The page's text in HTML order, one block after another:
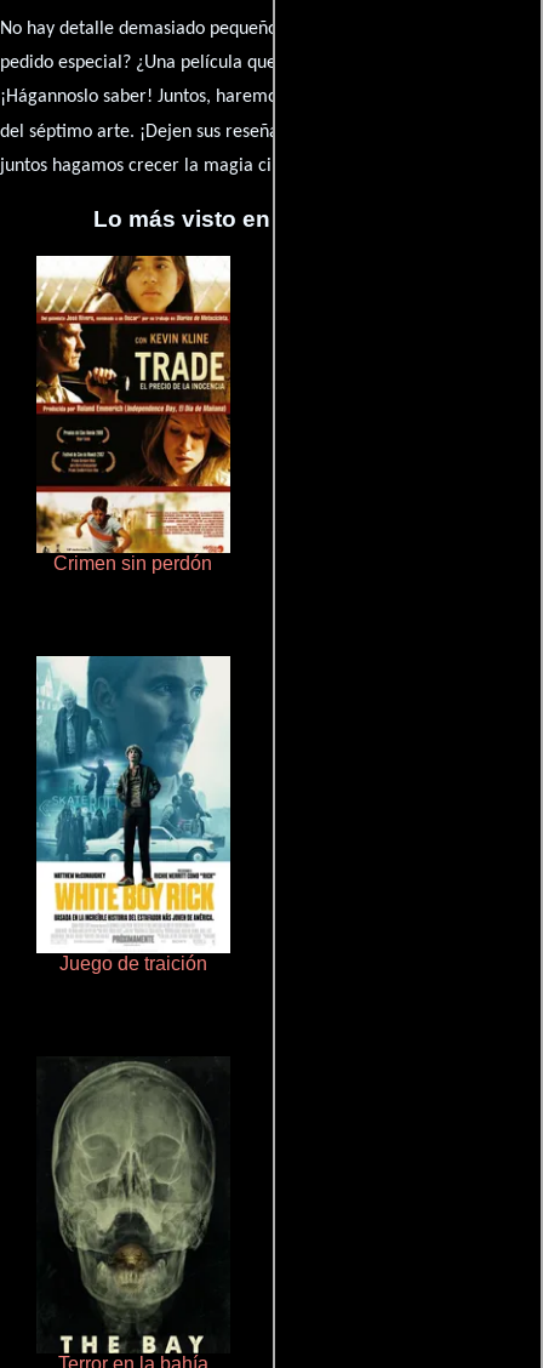
No hay detalle demasiado pequeño ni opinión insignificante. ¿Algún
pedido especial? ¿Una película que sueñas con ver reseñada?
¡Hágannoslo saber! Juntos, haremos de esta comunidad el epicentro
del séptimo arte. ¡Dejen sus reseña en la
juntos hagamos crecer la magia cinematográfica!
Lo más visto en Cineyseries.net
Crimen sin perdón
Juego de traición
Terror en la bahía